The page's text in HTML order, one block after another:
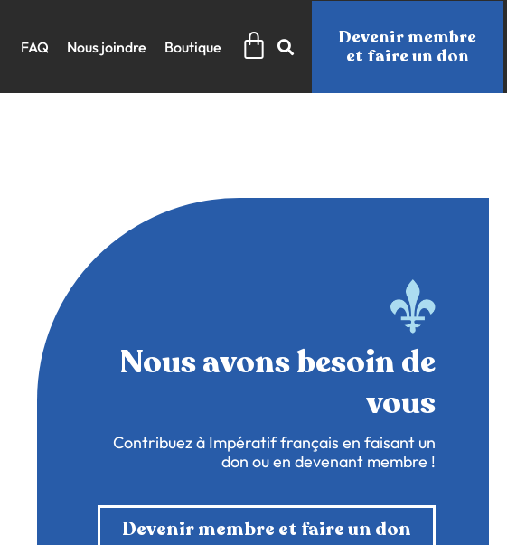
FAQ Nous joindre Boutique Panier
Devenir membre
et faire un don
Nous avons besoin de
vous
Contribuez à Impératif français en faisant un
don ou en devenant membre !
Devenir membre et faire un don